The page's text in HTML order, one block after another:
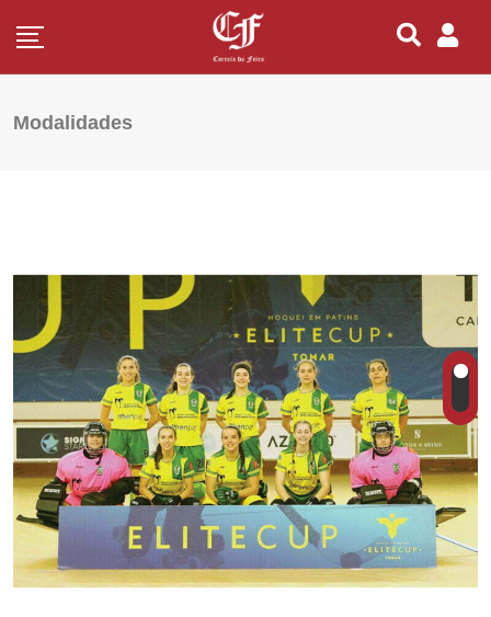
Modalidades